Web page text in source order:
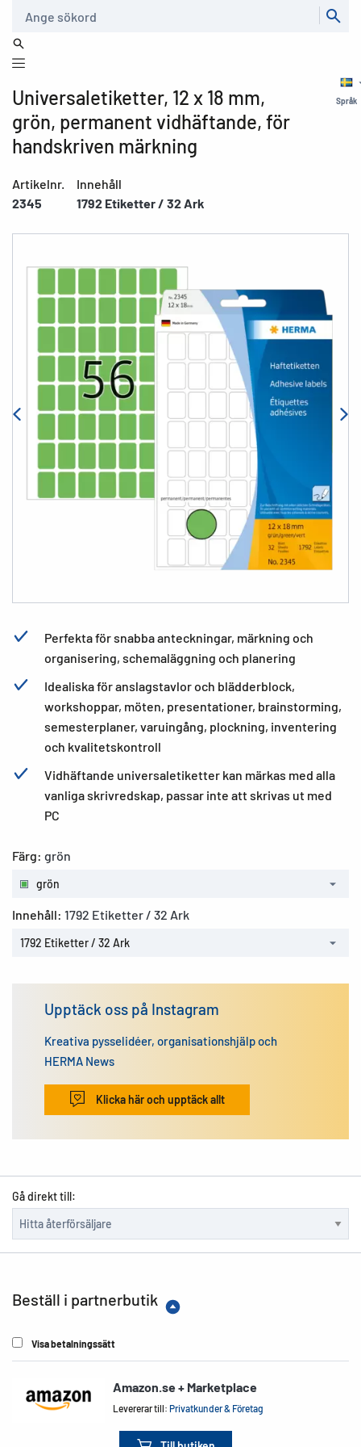
Språk
Universaletiketter, 12 x 18 mm,
grön, permanent vidhäftande, för
handskriven märkning
Artikelnr.
2345
Innehåll
1792 Etiketter / 32 Ark
Perfekta för snabba anteckningar, märkning och
organisering, schemaläggning och planering
Idealiska för anslagstavlor och blädderblock,
workshoppar, möten, presentationer, brainstorming,
semesterplaner, varuingång, plockning, inventering
och kvalitetskontroll
Vidhäftande universaletiketter kan märkas med alla
vanliga skrivredskap, passar inte att skrivas ut med
PC
Färg: grön
grön
Innehåll: 1792 Etiketter / 32 Ark
1792 Etiketter / 32 Ark
Upptäck oss på Instagram
Kreativa pysselidéer, organisationshjälp och
HERMA News
Klicka här och upptäck allt
Gå direkt till:
Beställ i partnerbutik
Visa betalningssätt
Amazon.se + Marketplace
Levererar till:Privatkunder & Företag